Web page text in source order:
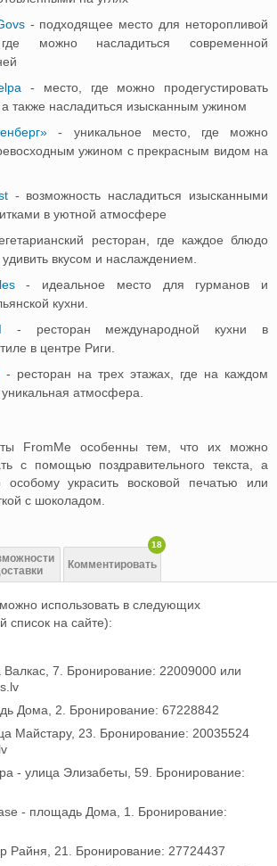
- подходящее место для неторопливой
можно насладиться современной
- место, где можно продегустировать
также насладиться изысканным ужином
- уникальное место, где можно
ужином с прекрасным видом на
- возможность насладиться изысканными
в уютной атмосфере
ресторан, где каждое блюдо
вкусом и наслаждением.
- идеальное место для гурманов и
кухни.
- ресторан международной кухни в
в центре Риги.
- ресторан на трех этажах, где на каждом
атмосфера.
FromMe особенны тем, что их можно
с помощью поздравительного текста, а
украсить восковой печатью или
с шоколадом.
Комментировать
18
использовать в следующих
список на сайте):
Валкас, 7. Бронирование: 22009000 или
Дома, 2. Бронирование: 67228842
Майстару, 23. Бронирование: 20035524
- улица Элизабеты, 59. Бронирование:
- площадь Дома, 1. Бронирование:
Райня, 21. Бронирование: 27724437